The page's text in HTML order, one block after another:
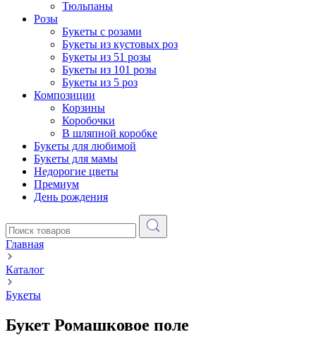
Тюльпаны
Розы
Букеты с розами
Букеты из кустовых роз
Букеты из 51 розы
Букеты из 101 розы
Букеты из 5 роз
Композиции
Корзины
Коробочки
В шляпной коробке
Букеты для любимой
Букеты для мамы
Недорогие цветы
Премиум
День рождения
Главная
Каталог
Букеты
Букет Ромашковое поле